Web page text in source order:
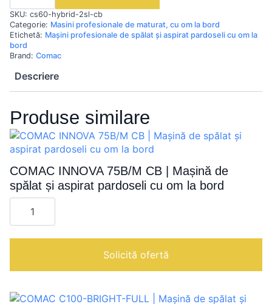
|
Mașină
de
măturat
cu
operator
bord
SKU: cs60-hybrid-2sl-cb
Categorie: Masini profesionale de maturat, cu om la bord
Etichetă: Mașini profesionale de spălat și aspirat pardoseli cu om la
bord
Brand: Comac
Descriere
Produse similare
COMAC INNOVA 75B/M CB | Mașină de
spălat și aspirat pardoseli cu om la bord
Cantitate
COMAC
CB
de
și
aspirat
Solicită ofertă